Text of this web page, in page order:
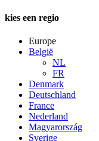
kies een regio
Europe
België
NL
FR
Denmark
Deutschland
France
Nederland
Magyarország
Sverige